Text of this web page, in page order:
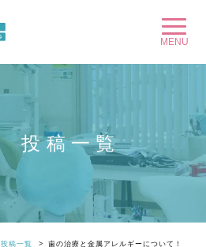
投稿一覧
投稿一覧 歯の治療と金属アレルギーについて！